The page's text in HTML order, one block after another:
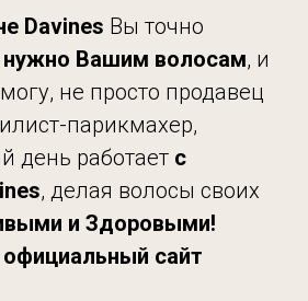
Davines Вы точно
нужно Вашим волосам, и
не просто продавец
парикмахер,
день работает с
, делая волосы своих
и Здоровыми!
сайт